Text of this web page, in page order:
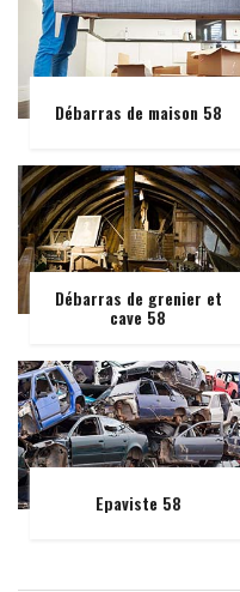
Débarras de maison 58
Débarras de grenier et
cave 58
Epaviste 58